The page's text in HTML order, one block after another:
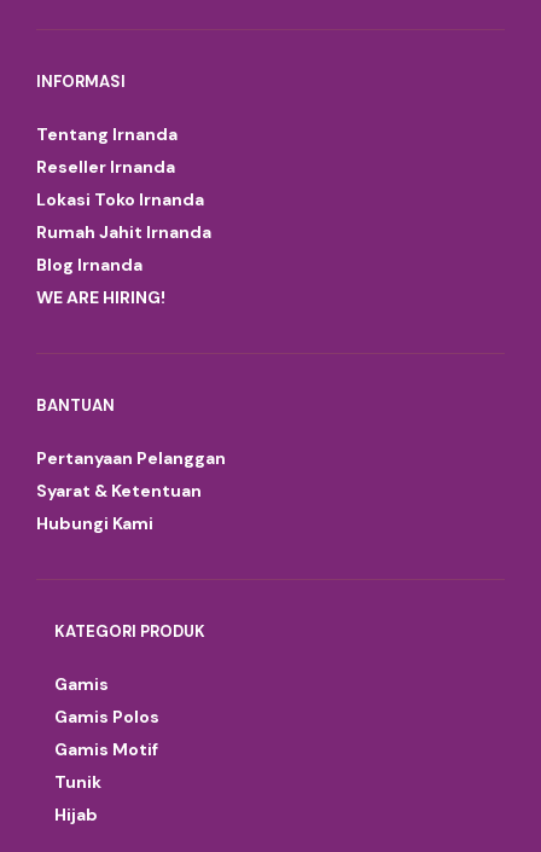
INFORMASI
Tentang Irnanda
Reseller Irnanda
Lokasi Toko Irnanda
Rumah Jahit Irnanda
Blog Irnanda
WE ARE HIRING!
BANTUAN
Pertanyaan Pelanggan
Syarat & Ketentuan
Hubungi Kami
KATEGORI PRODUK
Gamis
Gamis Polos
Gamis Motif
Tunik
Hijab